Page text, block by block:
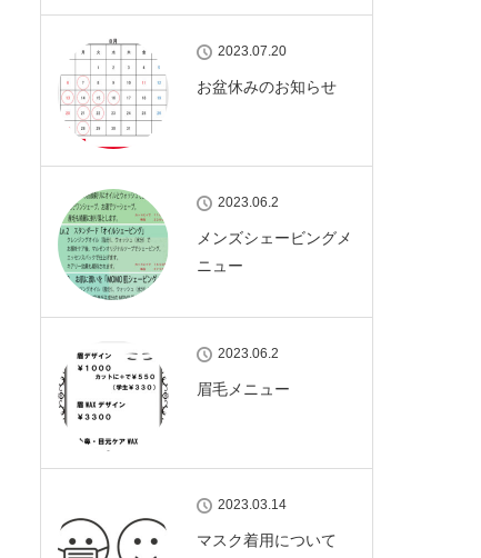
2023.07.20
お盆休みのお知らせ
2023.06.2
メンズシェービングメ
ニュー
2023.06.2
眉毛メニュー
2023.03.14
マスク着用について